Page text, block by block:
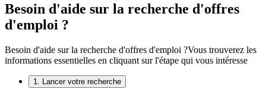
Besoin d'aide sur la recherche d'offres
d'emploi ?
Besoin d'aide sur la recherche d'offres d'emploi ?Vous trouverez les
informations essentielles en cliquant sur l'étape qui vous intéresse
1. Lancer votre recherche